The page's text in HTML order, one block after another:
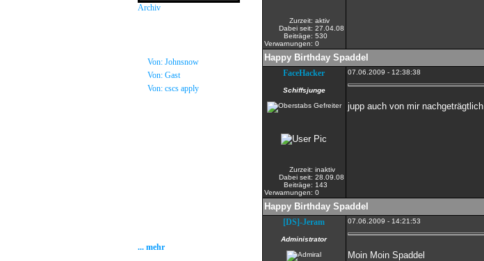
Archiv
Von: Johnsnow
Von: Gast
Von: cscs apply
... mehr
Zurzeit: aktiv
Dabei seit: 27.04.08
Beiträge: 530
Verwarnungen: 0
Happy Birthday Spaddel
FaceHacker
Schiffsjunge
Zurzeit: inaktiv
Dabei seit: 28.09.08
Beiträge: 143
Verwarnungen: 0
07.06.2009 - 12:38:38
jupp auch von mir nachgeträgtlich
Happy Birthday Spaddel
[DS]-Jeram
Administrator
07.06.2009 - 14:21:53
Moin Moin Spaddel